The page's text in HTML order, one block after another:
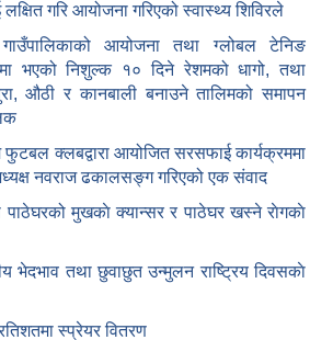
गरि आयोजना गरिएको स्वास्थ्य शिविरले
आयोजना तथा ग्लोबल टेनिङ
भएको निशुल्क १० दिने रेशमको धागो, तथा
औठी र कानबाली बनाउने तालिमको समापन
क्लबद्वारा आयोजित सरसफाई कार्यक्रममा
नवराज ढकालसङ्ग गरिएको एक संवाद
पाठेघरको मुखकाे क्यान्सर र पाठेघर खस्‍ने राेगकाे
भेदभाव तथा छुवाछुत उन्मुलन राष्ट्रिय दिवसकाे
स्प्रेयर वितरण